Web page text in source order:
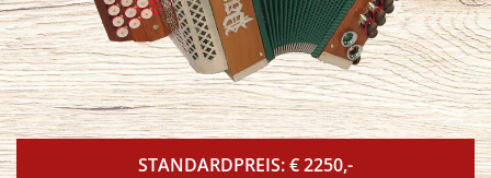
STANDARDPREIS: € 2250,-